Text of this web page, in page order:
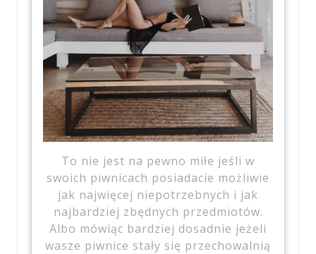
To nie jest na pewno miłe jeśli w
swoich piwnicach posiadacie możliwie
jak najwięcej niepotrzebnych i jak
najbardziej zbędnych przedmiotów.
Albo mówiąc bardziej dosadnie jeżeli
wasze piwnice stały się przechowalnią